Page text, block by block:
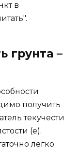
в
грунта –
получить
текучести
(е).
легко